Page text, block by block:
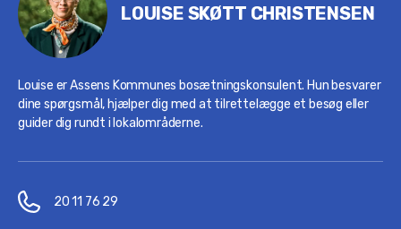
LOUISE SKØTT CHRISTENSEN
Louise er Assens Kommunes bosætningskonsulent. Hun besvarer
dine spørgsmål, hjælper dig med at tilrettelægge et besøg eller
guider dig rundt i lokalområderne.
20 11 76 29